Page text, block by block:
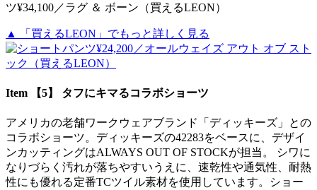
ツ¥34,100／ラグ ＆ ボーン（買えるLEON）
▲ 「買えるLEON」でもっと詳しく見る
Item 【5】 タフにキマるコラボショーツ
アメリカの老舗ワークウェアブランド「ディッキーズ」との
コラボショーツ。ディッキーズの42283をベースに、デザイ
ンカッティングはALWAYS OUT OF STOCKが担当。 シワに
なりづらく汚れが落ちやすいうえに、速乾性や通気性、耐熱
性にも優れる定番TCツイル素材を使用しています。ショー